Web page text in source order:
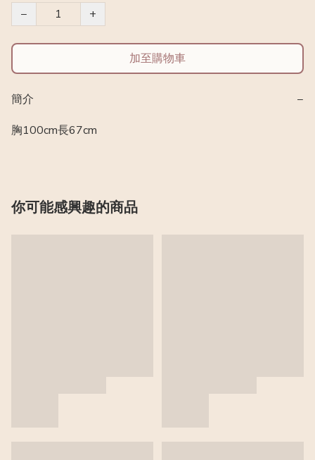
−
+
加至購物車
簡介
−
胸100cm長67cm
你可能感興趣的商品